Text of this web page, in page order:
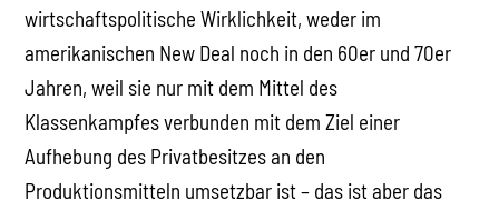
wirtschaftspolitische Wirklichkeit, weder im
amerikanischen New Deal noch in den 60er und 70er
Jahren, weil sie nur mit dem Mittel des
Klassenkampfes verbunden mit dem Ziel einer
Aufhebung des Privatbesitzes an den
Produktionsmitteln umsetzbar ist – das ist aber das